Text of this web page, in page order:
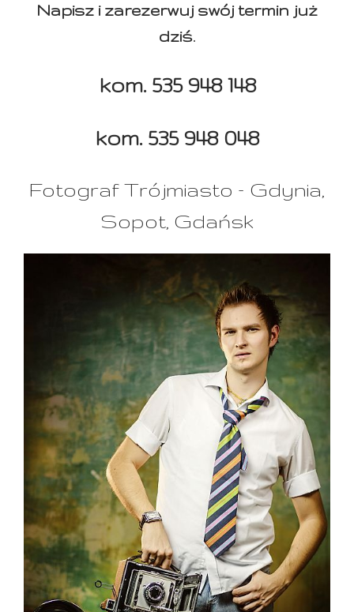
Napisz i zarezerwuj swój termin już
dziś.
kom. 535 948 148
kom. 535 948 048
Fotograf Trójmiasto – Gdynia,
Sopot, Gdańsk